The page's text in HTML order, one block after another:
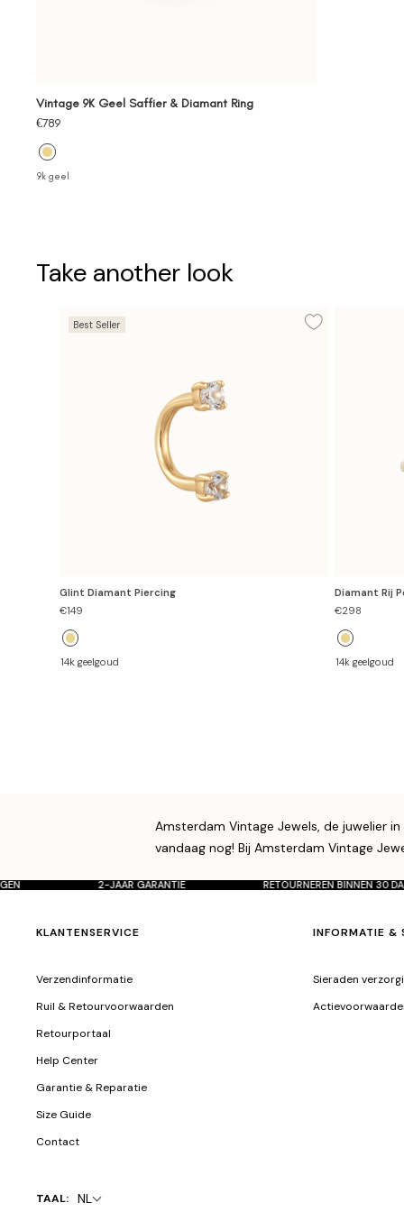
Vintage 9K Geel Saffier & Diamant Ring
Verkoopprijs
€789
9k geel
Take another look
Best Seller
Glint Diamant Piercing
Verkoopprijs
€149
14k geelgoud
Diamant Rij
Verkoopprijs
€298
14k geelgoud
Amsterdam Vintage Jewels, de juwelier
vandaag nog! Bij Amsterdam Vintage
DAGEN 2-JAAR GARANTIE RETOURNEREN BINNEN
KLANTENSERVICE
Verzendinformatie
Ruil & Retourvoorwaarden
Retourportaal
Help Center
Garantie & Reparatie
Size Guide
Contact
INFORMATIE &
Sieraden
TAAL: NL